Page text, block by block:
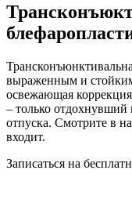
выраженным и
освежающая
– только отдохнувший
отпуска. Смотрите в
входит.
Записаться на